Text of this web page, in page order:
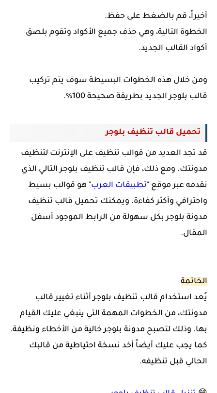
أخيراً، قم بالضغط على حفظ.
الخطوة التالية، وهي حذف جميع الأكواد وتقوم بلصق
أكواد القالب الجديد.
ومن خلال هذه الخطوات البسيطة سوف يتم تركيب
قالب بلوجر الجديد بطريقة صحيحة 100%.
تحميل قالب تنظيف بلوجر
قد تجد العديد من قوالب تنظيف على الإنترنت لتنظيف
مدونتك. ومع ذلك، فإن قالب تنظيف بلوجر التالي الذي
نقدمه عبر موقع "تطبيقات العرب" هو قوالب بسيط
واحترافي وأكثر كفاءة. ويمكنك تحميل قالب تنظيف
مدونة بلوجر بكل سهولة من الرابط الموجود أسفل
المقال.
الخاتمة
يُعد استخدام قالب تنظيف بلوجر أثناء تغيير قالب
مدونتك، من الخطوات المهمة التي ينبغي عليك القيام
بها. وذلك لتصبح مدونة بلوجر خالية من الأخطاء ونظيفة.
كما يجب عليك أيضاً أخد نسخة احتياطية من قالبك
الحالي قبل تنظيفه.